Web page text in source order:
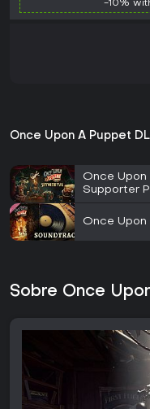
-10%
Once Upon A Puppet
Once
Supporter
Once
Sobre Once